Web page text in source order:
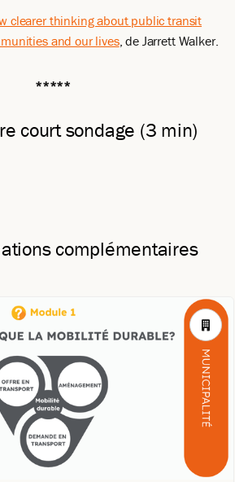
clearer thinking about public transit
and our lives, de Jarrett Walker.
*****
court sondage (3 min)
complémentaires